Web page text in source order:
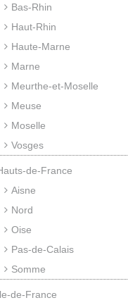
Bas-Rhin
Haut-Rhin
Haute-Marne
Marne
Meurthe-et-Moselle
Meuse
Moselle
Vosges
de-France
Aisne
Nord
Oise
Pas-de-Calais
Somme
de-France